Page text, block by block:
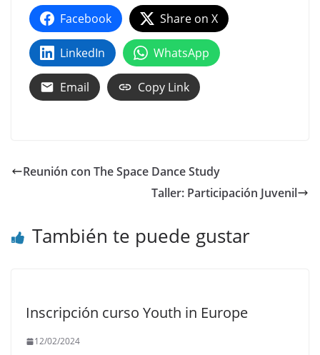
Facebook
Share on X
LinkedIn WhatsApp
Email Copy Link
Reunión con The Space Dance Study
Taller: Participación Juvenil
También te puede gustar
Inscripción curso Youth in Europe
12/02/2024